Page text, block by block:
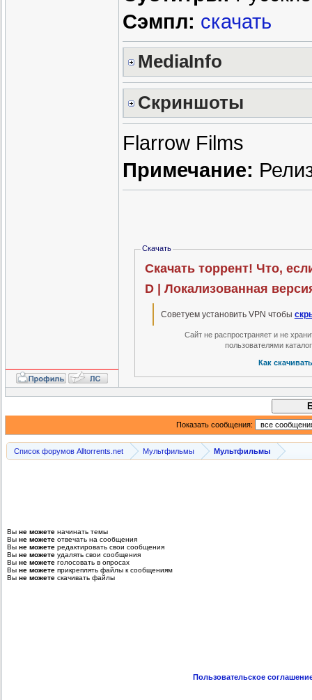
Сэмпл: скачать
MediaInfo
Скриншоты
Flarrow Films
Примечание:
Скачать
Скачать торрент! Что,
D | Локализованная
Советуем установить VPN чтобы
Сайт не распространяет и не
пользователями
Как
Показать сообщения:
Список форумов Alltorrents.net Мультфильмы Мультфильмы
Вы не можете начинать темы
Вы не можете отвечать на сообщения
Вы не можете редактировать свои сообщения
Вы не можете удалять свои сообщения
Вы не можете голосовать в опросах
Вы не можете прикреплять файлы к сообщениям
Вы не можете скачивать файлы
Пользовательское